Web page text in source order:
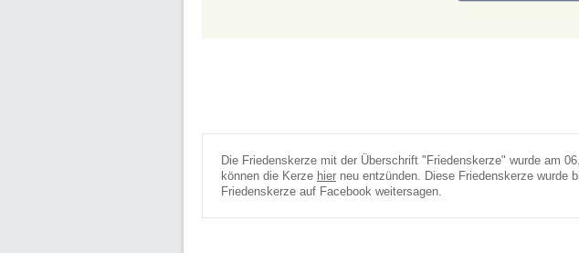
Die Friedenskerze mit der Überschrift "Friedenskerze" wurde am
können die Kerze hier neu entzünden. Diese Friedenskerze wurde
Friedenskerze auf Facebook weitersagen.